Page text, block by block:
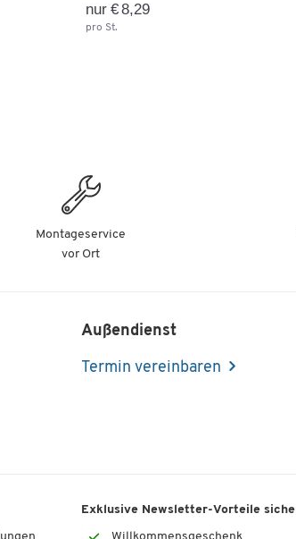
nur € 8,29
pro St.
Montageservice
vor Ort
Außendienst
Termin vereinbaren
Exklusive Newsletter-Vorteile